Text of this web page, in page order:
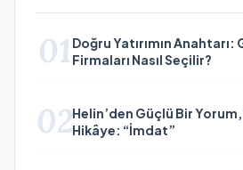
01 Doğru Yatırımın
Firmaları Nasıl Seçilir?
02Helin’den Güçlü Bir
Hikâye: “İmdat”